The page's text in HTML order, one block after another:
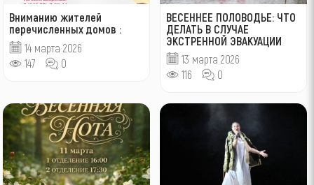
Вниманию жителей
перечисленных домов :
14 марта 2026
147
0
ВЕСЕННЕЕ ПОЛОВОДЬЕ: ЧТО
ДЕЛАТЬ В СЛУЧАЕ
ЭКСТРЕННОЙ ЭВАКУАЦИИ
13 марта 2026
116
0